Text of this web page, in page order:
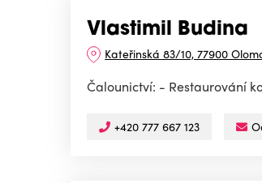
Vlastimil Budina
Kateřinská 83/10, 77900
Čalounictví: - Restaurování
+420 777 667 123